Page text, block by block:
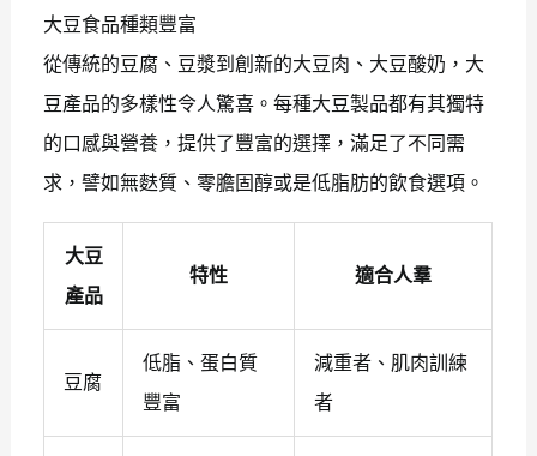
大豆食品種類豐富
從傳統的豆腐、豆漿到創新的大豆肉、大豆酸奶，大
豆產品的多樣性令人驚喜。每種大豆製品都有其獨特
的口感與營養，提供了豐富的選擇，滿足了不同需
求，譬如無麩質、零膽固醇或是低脂肪的飲食選項。
大豆
產品
特性 適合人羣
豆腐
低脂、蛋白質
豐富
減重者、肌肉訓練
者